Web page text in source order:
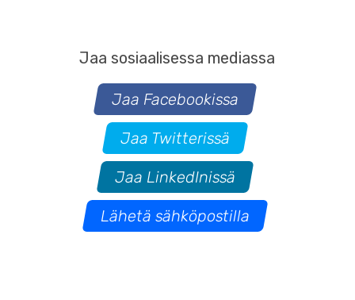
Jaa sosiaalisessa mediassa
Jaa Facebookissa
Jaa Twitterissä
Jaa LinkedInissä
Lähetä sähköpostilla